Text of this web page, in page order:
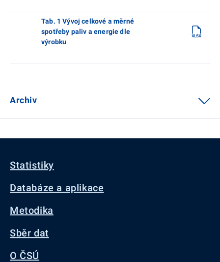
Tab. 1 Vývoj celkové a měrné
spotřeby paliv a energie dle
výrobku
Archiv
Statistiky
Databáze a aplikace
Metodika
Sběr dat
O ČSÚ